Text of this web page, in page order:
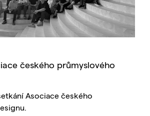
českého průmyslového
Asociace českého